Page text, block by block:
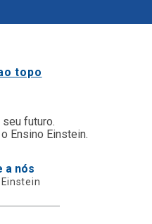
topo
futuro.
Ensino Einstein.
a nós